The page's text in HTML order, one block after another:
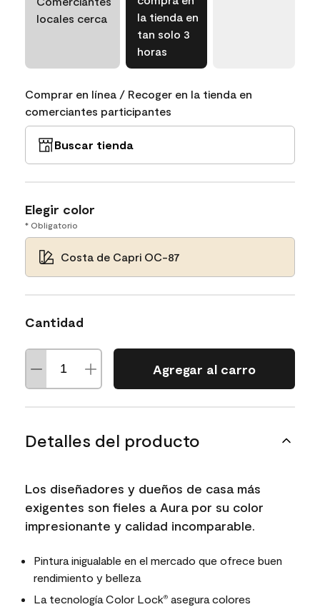
locales cerca
la tienda en
tan solo 3
horas
Comprar en línea / Recoger en la tienda en
comerciantes participantes
Buscar tienda
Elegir color
* Obligatorio
Costa de Capri OC-87
Cantidad
Agregar al carro
Detalles del producto
Los diseñadores y dueños de casa más
exigentes son fieles a Aura por su color
impresionante y calidad incomparable.
Pintura inigualable en el mercado que ofrece buen
rendimiento y belleza
La tecnología Color Lock® asegura colores